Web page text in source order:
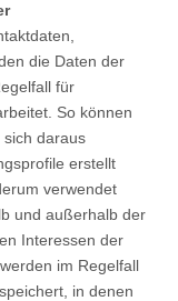
die Daten der
für
So können
daraus
erstellt
verwendet
und außerhalb der
Interessen der
im Regelfall
in denen